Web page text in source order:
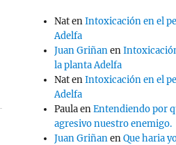
NatenIntoxicación en el
Adelfa
Juan Griñanen
la planta Adelfa
NatenIntoxicación en el
Adelfa
PaulaenEntendiendo por
agresivo nuestro enemigo.
Juan GriñanenQue haria